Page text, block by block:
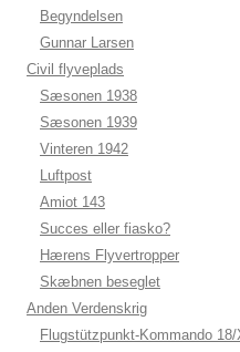
Begyndelsen
Gunnar Larsen
Civil flyveplads
Sæsonen 1938
Sæsonen 1939
Vinteren 1942
Luftpost
Amiot 143
Succes eller fiasko?
Hærens Flyvertropper
Skæbnen beseglet
Anden Verdenskrig
Flugstützpunkt-Kommando